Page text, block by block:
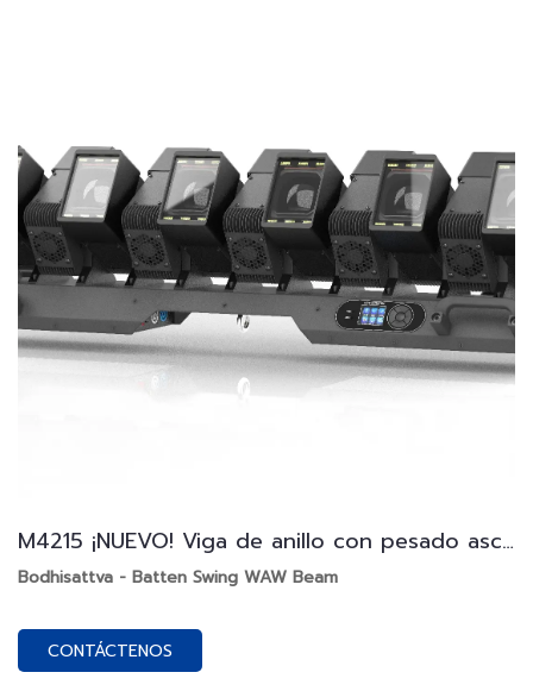
M4215 ¡NUEVO! Viga de anillo con pesado asce
nsor
Bodhisattva - Batten Swing WAW Beam
CONTÁCTENOS